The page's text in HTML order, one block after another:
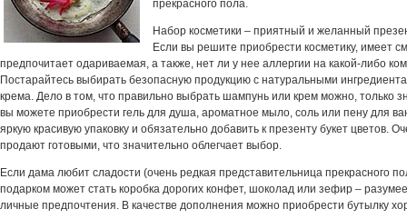
прекрасного пола.
Набор косметики – приятный и желанный
Если вы решите приобрести косметику, имеет
предпочитает одариваемая, а также, нет ли у нее аллергии на какой-либо
Постарайтесь выбирать безопасную продукцию с натуральными
крема. Дело в том, что правильно выбрать шампунь или крем можно, только
вы можете приобрести гель для душа, ароматное мыло, соль или пену для
яркую красивую упаковку и обязательно добавить к презенту букет цветов.
продают готовыми, что значительно облегчает выбор.
Если дама любит сладости (очень редкая представительница прекрасного
подарком может стать коробка дорогих конфет, шоколад или зефир –
личные предпочтения. В качестве дополнения можно приобрести бутылку